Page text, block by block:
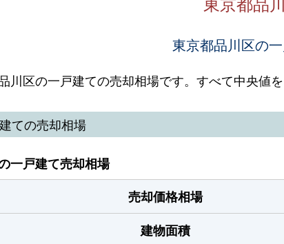
東京都品川区の
川区の一戸建ての売却相場です。すべて中央値を
ての売却相場
一戸建て売却相場
売却価格相場
建物面積